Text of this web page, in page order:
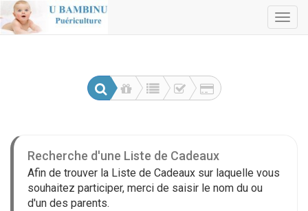
Recherche d'une Liste de Cadeaux
Afin de trouver la Liste de Cadeaux sur laquelle vous
souhaitez participer, merci de saisir le nom du ou
d'un des parents.